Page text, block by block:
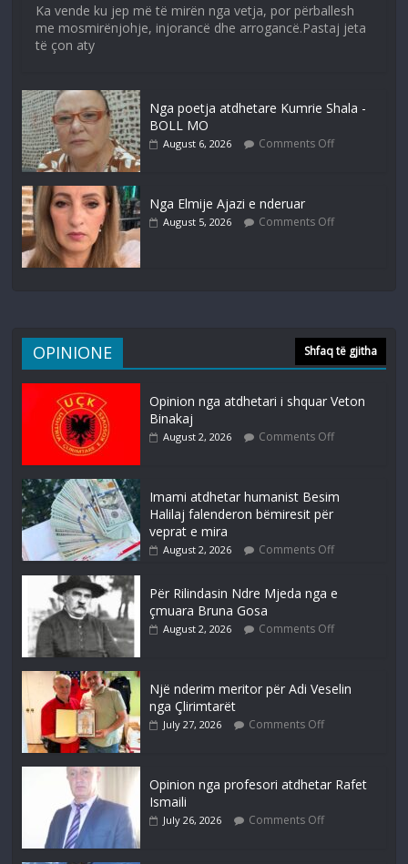
Ka vende ku jep më të mirën nga vetja, por përballesh
me mosmirënjohje, injorancë dhe arrogancë.Pastaj jeta
të çon aty
Nga poetja atdhetare Kumrie Shala -
BOLL MO
August 6, 2026 Comments Off
Nga Elmije Ajazi e nderuar
August 5, 2026 Comments Off
OPINIONE Shfaq të gjitha
Opinion nga atdhetari i shquar Veton
Binakaj
August 2, 2026 Comments Off
Imami atdhetar humanist Besim
Halilaj falenderon bëmiresit për
veprat e mira
August 2, 2026 Comments Off
Për Rilindasin Ndre Mjeda nga e
çmuara Bruna Gosa
August 2, 2026 Comments Off
Një nderim meritor për Adi Veselin
nga Çlirimtarët
July 27, 2026 Comments Off
Opinion nga profesori atdhetar Rafet
Ismaili
July 26, 2026 Comments Off